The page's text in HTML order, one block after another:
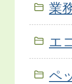
業
エ
ペ